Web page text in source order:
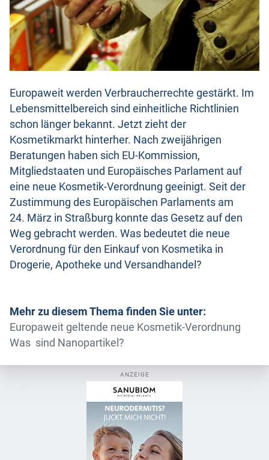
Europaweit werden Verbraucherrechte gestärkt. Im
Lebensmittelbereich sind einheitliche Richtlinien
schon länger bekannt. Jetzt zieht der
Kosmetikmarkt hinterher. Nach zweijährigen
Beratungen haben sich EU-Kommission,
Mitgliedstaaten und Europäisches Parlament auf
eine neue Kosmetik-Verordnung geeinigt. Seit der
Zustimmung des Europäischen Parla­ments am
24. März in Straßburg konnte das Gesetz auf den
Weg gebracht werden. Was bedeutet die neue
Verordnung für den Einkauf von Kosmetika in
Drogerie, Apotheke und Versandhandel?
Mehr zu diesem Thema finden Sie unter:
Europaweit geltende neue Kosmetik-Verordnung
Was sind Nanopartikel?
ANZEIGE